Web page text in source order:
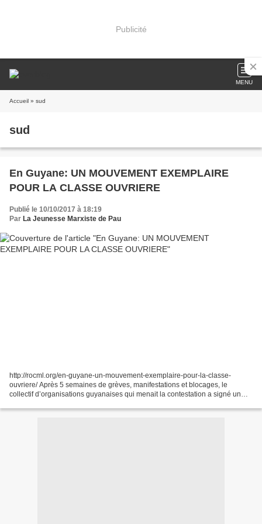
Publicité
MENU
Accueil » sud
sud
En Guyane: UN MOUVEMENT EXEMPLAIRE
POUR LA CLASSE OUVRIERE
Publié le 10/10/2017 à 18:19
Par La Jeunesse Marxiste de Pau
http://rocml.org/en-guyane-un-mouvement-exemplaire-pour-la-classe-
ouvriere/ Après 5 semaines de grèves, manifestations et blocages, le
collectif d’organisations guyanaises qui menait la contestation a signé un